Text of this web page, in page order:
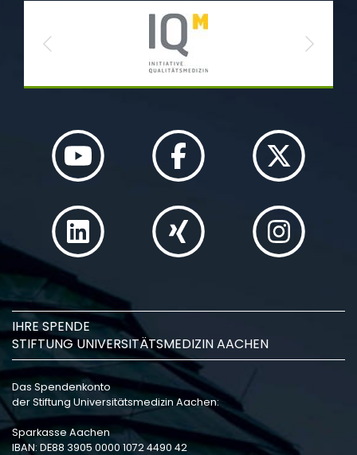
Previous Next
IHRE SPENDE
STIFTUNG UNIVERSITÄTSMEDIZIN AACHEN
Das Spendenkonto
der Stiftung Universitätsmedizin Aachen:
Sparkasse Aachen
IBAN: DE88 3905 0000 1072 4490 42